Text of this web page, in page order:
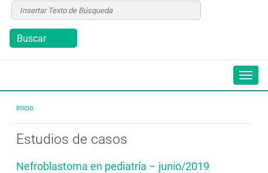
Inicio
Estudios de casos
Nefroblastoma en pediatría – junio/2019